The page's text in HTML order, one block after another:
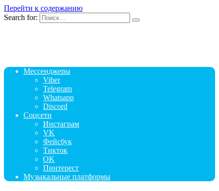
Перейти к содержанию
Search for:
Мессенджеры
Viber
Telegram
Whatsapp
Discord
Соцсети
Инстаграм
VK
Фейсбук
Тикток
OK
Пинтерест
Музыкальные платформы